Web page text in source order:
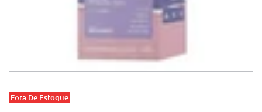
Fora De Estoque